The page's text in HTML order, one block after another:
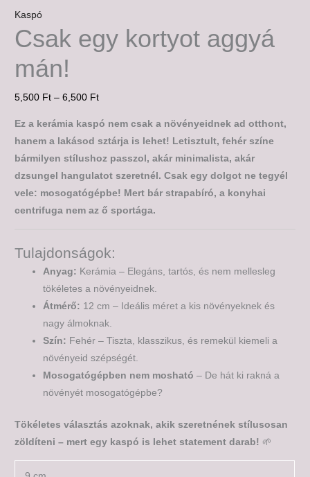
Kaspó
Csak egy kortyot aggyá
mán!
5,500 Ft – 6,500 Ft
Ez a kerámia kaspó nem csak a növényeidnek ad otthont,
hanem a lakásod sztárja is lehet! Letisztult, fehér színe
bármilyen stílushoz passzol, akár minimalista, akár
dzsungel hangulatot szeretnél. Csak egy dolgot ne tegyél
vele: mosogatógépbe! Mert bár strapabíró, a konyhai
centrifuga nem az ő sportága.
Tulajdonságok:
Anyag: Kerámia – Elegáns, tartós, és nem mellesleg
tökéletes a növényeidnek.
Átmérő: 12 cm – Ideális méret a kis növényeknek és
nagy álmoknak.
Szín: Fehér – Tiszta, klasszikus, és remekül kiemeli a
növényeid szépségét.
Mosogatógépben nem mosható – De hát ki rakná a
növényét mosogatógépbe?
Tökéletes választás azoknak, akik szeretnének stílusosan
zöldíteni – mert egy kaspó is lehet statement darab! 🌱